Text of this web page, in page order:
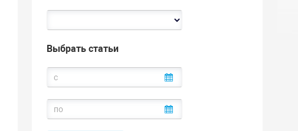
Выбрать статьи